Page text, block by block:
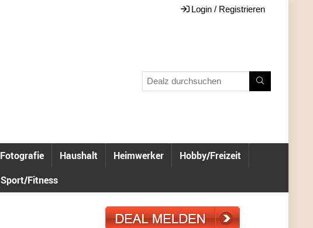
Login / Registrieren
Fotografie Haushalt Heimwerker
Hobby/Freizeit
Sport/Fitness